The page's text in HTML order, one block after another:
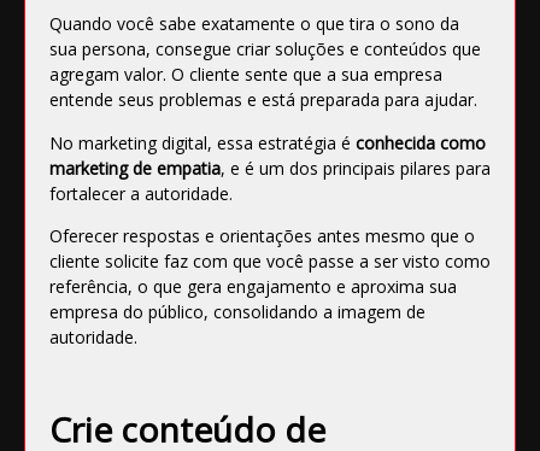
Quando você sabe exatamente o que tira o sono da
sua persona, consegue criar soluções e conteúdos que
agregam valor. O cliente sente que a sua empresa
entende seus problemas e está preparada para ajudar.
No marketing digital, essa estratégia é conhecida como
marketing de empatia, e é um dos principais pilares para
fortalecer a autoridade.
Oferecer respostas e orientações antes mesmo que o
cliente solicite faz com que você passe a ser visto como
referência, o que gera engajamento e aproxima sua
empresa do público, consolidando a imagem de
autoridade.
Crie conteúdo de